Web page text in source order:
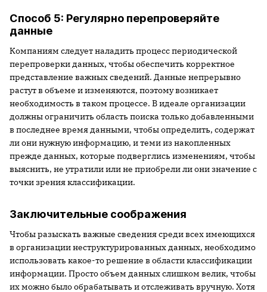
Способ 5: Регулярно перепроверяйте
данные
Компаниям следует наладить процесс периодической
перепроверки данных, чтобы обеспечить корректное
представление важных сведений. Данные непрерывно
растут в объеме и изменяются, поэтому возникает
необходимость в таком процессе. В идеале организации
должны ограничить область поиска только добавленными
в последнее время данными, чтобы определить, содержат
ли они нужную информацию, и теми из накопленных
прежде данных, которые подверглись изменениям, чтобы
выяснить, не утратили или не приобрели ли они значение с
точки зрения классификации.
Заключительные соображения
Чтобы разыскать важные сведения среди всех имеющихся
в организации неструктурированных данных, необходимо
использовать какое-то решение в области классификации
информации. Просто объем данных слишком велик, чтобы
их можно было обрабатывать и отслеживать вручную. Хотя